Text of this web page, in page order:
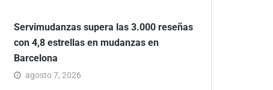
Servimudanzas supera las 3.000 reseñas
con 4,8 estrellas en mudanzas en
Barcelona
agosto 7, 2026